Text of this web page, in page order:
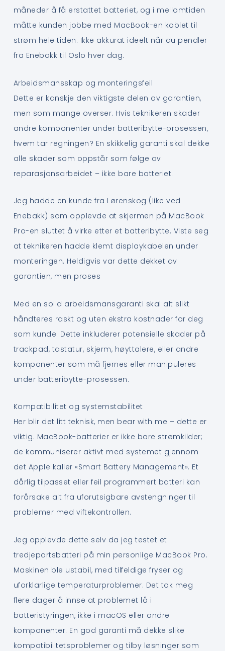
måneder å få erstattet batteriet, og i mellomtiden
måtte kunden jobbe med MacBook-en koblet til
strøm hele tiden. Ikke akkurat ideelt når du pendler
fra Enebakk til Oslo hver dag.
Arbeidsmansskap og monteringsfeil
Dette er kanskje den viktigste delen av garantien,
men som mange overser. Hvis teknikeren skader
andre komponenter under batteribytte-prosessen,
hvem tar regningen? En skikkelig garanti skal dekke
alle skader som oppstår som følge av
reparasjonsarbeidet – ikke bare batteriet.
Jeg hadde en kunde fra Lørenskog (like ved
Enebakk) som opplevde at skjermen på MacBook
Pro-en sluttet å virke etter et batteribytte. Viste seg
at teknikeren hadde klemt displaykabelen under
monteringen. Heldigvis var dette dekket av
garantien, men proses
Med en solid arbeidsmansgaranti skal alt slikt
håndteres raskt og uten ekstra kostnader for deg
som kunde. Dette inkluderer potensielle skader på
trackpad, tastatur, skjerm, høyttalere, eller andre
komponenter som må fjernes eller manipuleres
under batteribytte-prosessen.
Kompatibilitet og systemstabilitet
Her blir det litt teknisk, men bear with me – dette er
viktig. MacBook-batterier er ikke bare strømkilder;
de kommuniserer aktivt med systemet gjennom
det Apple kaller «Smart Battery Management». Et
dårlig tilpasset eller feil programmert batteri kan
forårsake alt fra uforutsigbare avstengninger til
problemer med viftekontrollen.
Jeg opplevde dette selv da jeg testet et
tredjepartsbatteri på min personlige MacBook Pro.
Maskinen ble ustabil, med tilfeldige fryser og
uforklarlige temperaturproblemer. Det tok meg
flere dager å innse at problemet lå i
batteristyringen, ikke i macOS eller andre
komponenter. En god garanti må dekke slike
kompatibilitetsproblemer og tilby løsninger som